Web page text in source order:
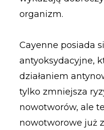
organizm.
Cayenne posiada
antyoksydacyjne,
działaniem
tylko zmniejsza
nowotworów, ale
nowotworowe już